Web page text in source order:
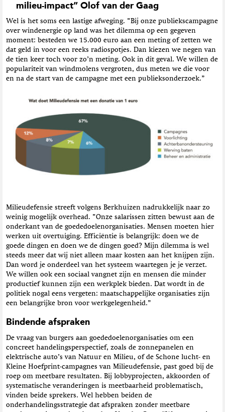
milieu-impact” Olof van der Gaag
Wel is het soms een lastige afweging. “Bij onze publiekscampagne
over windenergie op land was het dilemma op een gegeven
moment: besteden we 15.000 euro aan een meting of zetten we
dat geld in voor een reeks radiospotjes. Dan kiezen we negen van
de tien keer toch voor zo’n meting. Ook in dit geval. We willen de
populariteit van windmolens vergroten, dus meten we die voor
en na de start van de campagne met een publieksonderzoek.”
Milieudefensie streeft volgens Berkhuizen nadrukkelijk naar zo
weinig mogelijk overhead. “Onze salarissen zitten bewust aan de
onderkant van de goededoelenorganisaties. Mensen moeten hier
werken uit overtuiging. Efficiëntie is belangrijk: doen we de
goede dingen en doen we de dingen goed? Mijn dilemma is wel
steeds meer dat wij niet alleen maar kosten aan het knijpen zijn.
Dan word je onderdeel van het systeem waartegen je je verzet.
We willen ook een sociaal vangnet zijn en mensen die minder
productief kunnen zijn een werkplek bieden. Dat wordt in de
politiek nogal eens vergeten: maatschappelijke organisaties zijn
een belangrijke bron voor werkgelegenheid.”
Bindende afspraken
De vraag van burgers aan goededoelenorganisaties om een
concreet handelingsperspectief, zoals de zonnepanelen en
elektrische auto’s van Natuur en Milieu, of de Schone lucht- en
Kleine Hoefprint-campagnes van Milieudefensie, past goed bij de
roep om meetbare resultaten. Bij lobbyprojecten, akkoorden of
systematische veranderingen is meetbaarheid problematisch,
vinden beide sprekers. Wel hebben beiden de
onderhandelingsstrategie dat afspraken zonder meetbare